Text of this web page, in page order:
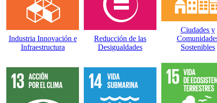
Industria Innovación e
Infraestructura
Reducción de las
Desigualdades
Ciudades y
Sostenibles